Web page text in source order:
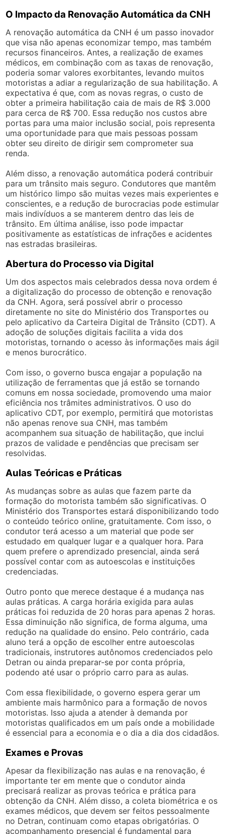
O Impacto da Renovação Automática da CNH
A renovação automática da CNH é um passo inovador
que visa não apenas economizar tempo, mas também
recursos financeiros. Antes, a realização de exames
médicos, em combinação com as taxas de renovação,
poderia somar valores exorbitantes, levando muitos
motoristas a adiar a regularização de sua habilitação. A
expectativa é que, com as novas regras, o custo de
obter a primeira habilitação caia de mais de R$ 3.000
para cerca de R$ 700. Essa redução nos custos abre
portas para uma maior inclusão social, pois representa
uma oportunidade para que mais pessoas possam
obter seu direito de dirigir sem comprometer sua
renda.
Além disso, a renovação automática poderá contribuir
para um trânsito mais seguro. Condutores que mantêm
um histórico limpo são muitas vezes mais experientes e
conscientes, e a redução de burocracias pode estimular
mais indivíduos a se manterem dentro das leis de
trânsito. Em última análise, isso pode impactar
positivamente as estatísticas de infrações e acidentes
nas estradas brasileiras.
Abertura do Processo via Digital
Um dos aspectos mais celebrados dessa nova ordem é
a digitalização do processo de obtenção e renovação
da CNH. Agora, será possível abrir o processo
diretamente no site do Ministério dos Transportes ou
pelo aplicativo da Carteira Digital de Trânsito (CDT). A
adoção de soluções digitais facilita a vida dos
motoristas, tornando o acesso às informações mais ágil
e menos burocrático.
Com isso, o governo busca engajar a população na
utilização de ferramentas que já estão se tornando
comuns em nossa sociedade, promovendo uma maior
eficiência nos trâmites administrativos. O uso do
aplicativo CDT, por exemplo, permitirá que motoristas
não apenas renove sua CNH, mas também
acompanhem sua situação de habilitação, que inclui
prazos de validade e pendências que precisam ser
resolvidas.
Aulas Teóricas e Práticas
As mudanças sobre as aulas que fazem parte da
formação do motorista também são significativas. O
Ministério dos Transportes estará disponibilizando todo
o conteúdo teórico online, gratuitamente. Com isso, o
condutor terá acesso a um material que pode ser
estudado em qualquer lugar e a qualquer hora. Para
quem prefere o aprendizado presencial, ainda será
possível contar com as autoescolas e instituições
credenciadas.
Outro ponto que merece destaque é a mudança nas
aulas práticas. A carga horária exigida para aulas
práticas foi reduzida de 20 horas para apenas 2 horas.
Essa diminuição não significa, de forma alguma, uma
redução na qualidade do ensino. Pelo contrário, cada
aluno terá a opção de escolher entre autoescolas
tradicionais, instrutores autônomos credenciados pelo
Detran ou ainda preparar-se por conta própria,
podendo até usar o próprio carro para as aulas.
Com essa flexibilidade, o governo espera gerar um
ambiente mais harmônico para a formação de novos
motoristas. Isso ajuda a atender à demanda por
motoristas qualificados em um país onde a mobilidade
é essencial para a economia e o dia a dia dos cidadãos.
Exames e Provas
Apesar da flexibilização nas aulas e na renovação, é
importante ter em mente que o condutor ainda
precisará realizar as provas teórica e prática para
obtenção da CNH. Além disso, a coleta biométrica e os
exames médicos, que devem ser feitos pessoalmente
no Detran, continuam como etapas obrigatórias. O
acompanhamento presencial é fundamental para